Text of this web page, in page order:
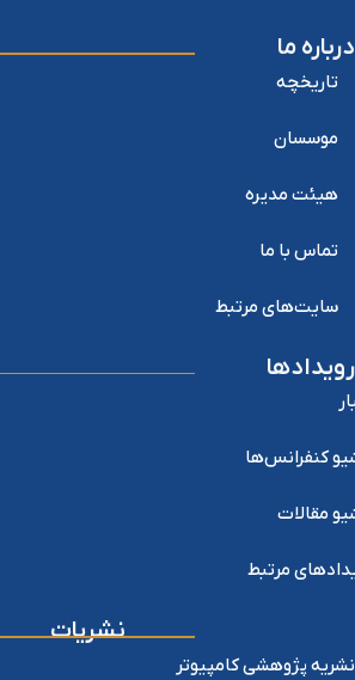
درباره ما
تاریخچه
موسسان
هیئت مدیره
تماس با ما
سایت‌های مرتبط
رویدادها
کنفرانس‌ها
مقالات
مرتبط
نشریات
نشریه پژوهشی کامپیوتر